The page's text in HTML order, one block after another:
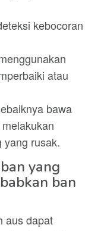
kebocoran
atau
bawa
yang rusak.
yang
ban
aus dapat